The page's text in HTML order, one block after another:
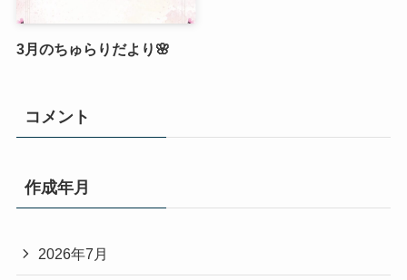
3月のちゅらりだより🌸
コメント
作成年月
2026年7月